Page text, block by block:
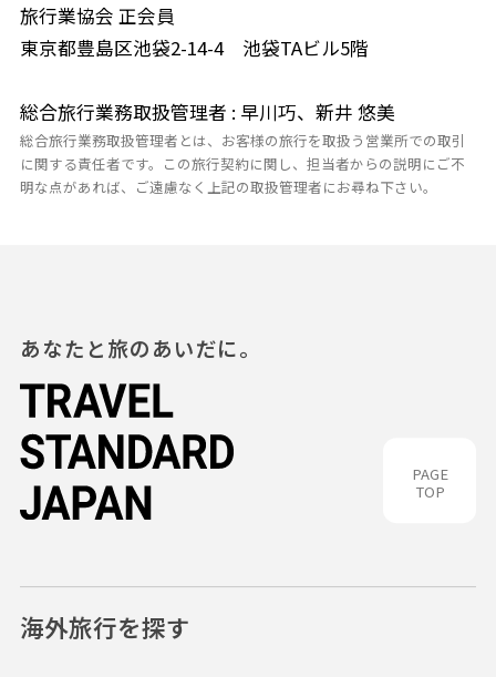
旅行業協会 正会員
東京都豊島区池袋2-14-4 池袋TAビル5階
総合旅行業務取扱管理者 : 早川巧、新井 悠美
総合旅行業務取扱管理者とは、お客様の旅行を取扱う営業所での取引
に関する責任者です。この旅行契約に関し、担当者からの説明にご不
明な点があれば、ご遠慮なく上記の取扱管理者にお尋ね下さい。
PAGE
TOP
あなたと旅のあいだに。
海外旅行を探す